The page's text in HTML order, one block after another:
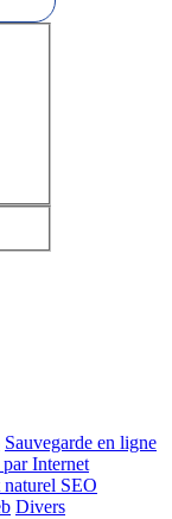
Sauvegarde en ligne
Internet
naturel SEO
Divers